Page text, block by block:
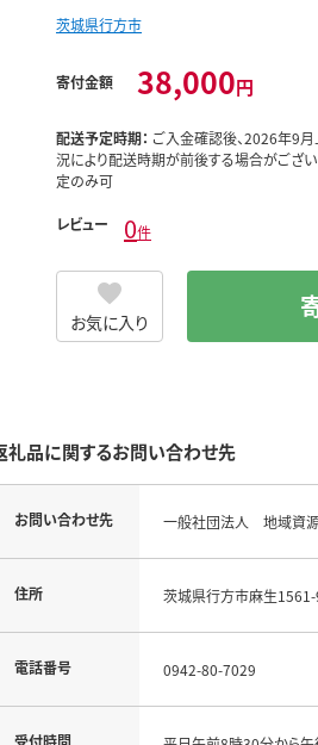
茨城県行方市
寄付金額 38,000円
配送予定時期： ご入金確認後、2026年9
況により配送時期が前後する場合がござい
定のみ可
レビュー 0件
お気に入り
礼品に関するお問い合わせ先
お問い合わせ先 一般社団法人 地域資
住所 茨城県行方市麻生1561-
電話番号 0942-80-7029
受付時間